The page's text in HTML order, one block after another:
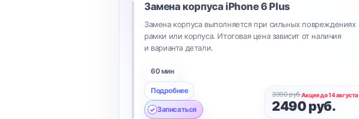
Замена корпуса iPhone 6 Plus
Замена корпуса выполняется при сильных повреждениях
рамки или корпуса. Итоговая цена зависит от наличия
и варианта детали.
60 мин
Подробнее
Записаться
3990 руб.Акция до 14 августа
2490 руб.